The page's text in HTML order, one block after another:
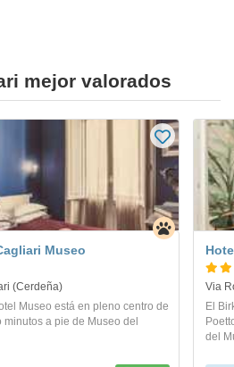
mejor valorados
Museo
(Cerdeña)
Museo está en pleno centro de
a pie de Museo del
Via
El
del